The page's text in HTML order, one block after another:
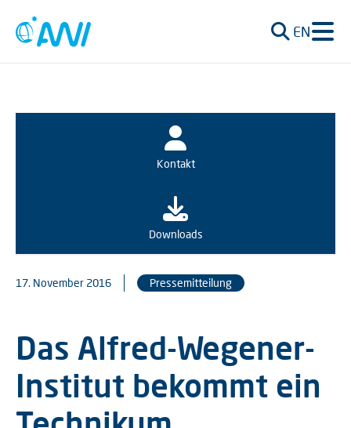
EN
Kontakt
Downloads
17. November 2016 Pressemitteilung
Das Alfred-Wegener-
Institut bekommt ein